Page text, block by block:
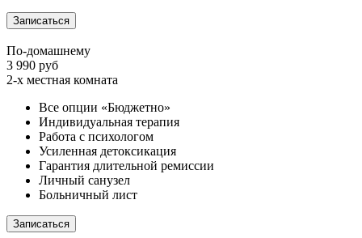
Записаться
По-домашнему
3 990 руб
2-х местная комната
Все опции «Бюджетно»
Индивидуальная терапия
Работа с психологом
Усиленная детоксикация
Гарантия длительной ремиссии
Личный санузел
Больничный лист
Записаться